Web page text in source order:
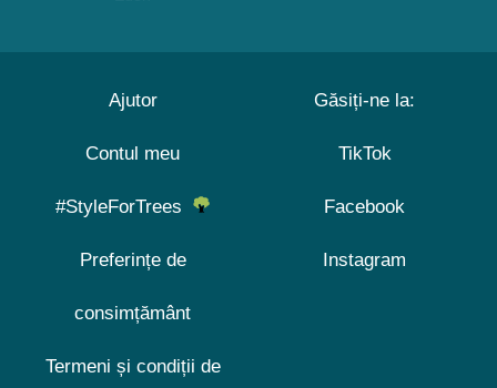
Ajutor
Contul meu
#StyleForTrees
Preferințe de
consimțământ
Termeni și condiții de
Găsiți-ne la:
TikTok
Facebook
Instagram